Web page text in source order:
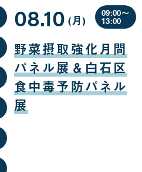
野菜摂取強化月間
パネル展＆白石区
食中毒予防パネル
展
08.10
月
10
日
(月曜
日
)
09:00〜
13:00